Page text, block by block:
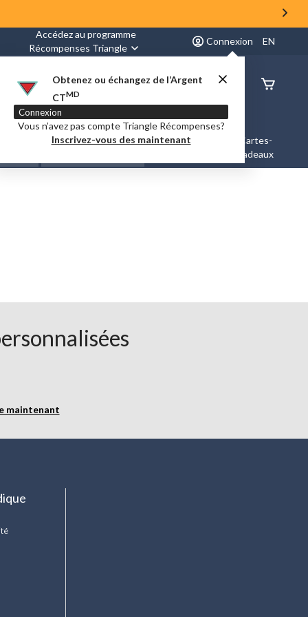
Accédez au programme
Récompenses Triangle
Connexion
Obtenez ou échangez de l’Argent
CTMD
Connexion
Vous n’avez pas compte Triangle Récompenses?
Inscrivez-vous des maintenant
EN
État de
&
Nouveautés et
Marques
Cartes-
cadeaux
maintenant